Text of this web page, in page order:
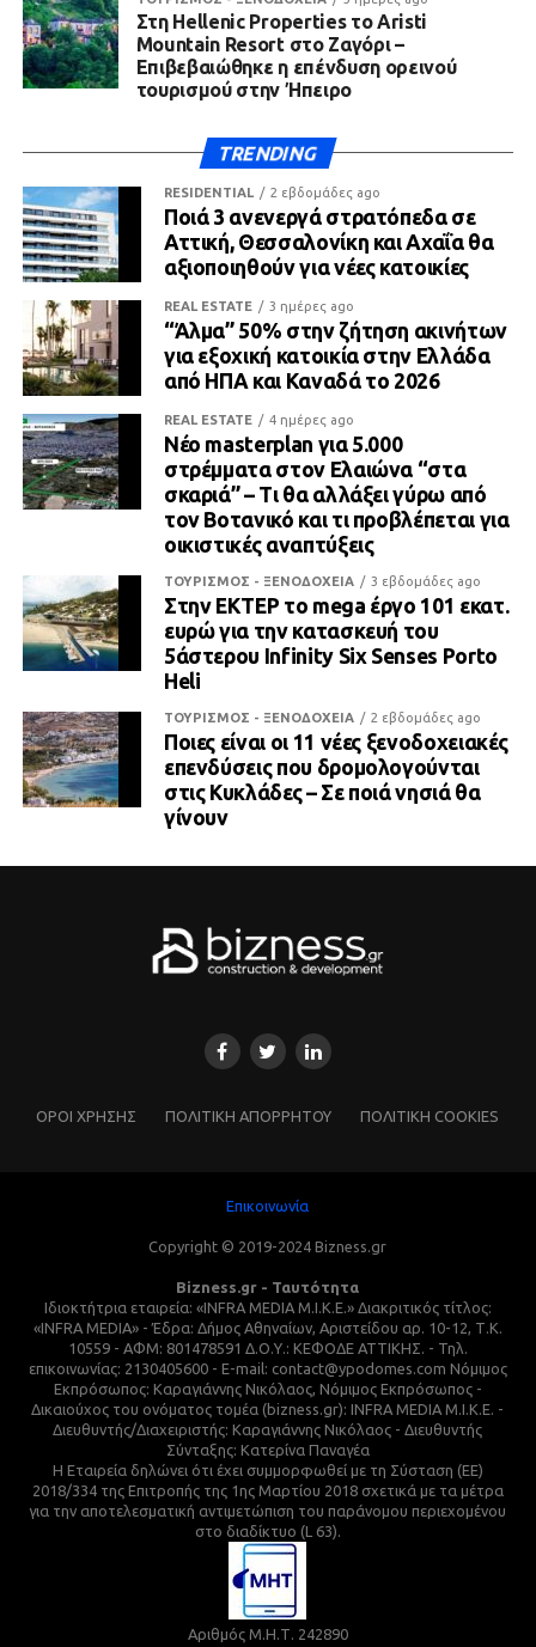
Στη Hellenic Properties το Aristi
Mountain Resort στο Ζαγόρι –
Επιβεβαιώθηκε η επένδυση ορεινού
τουρισμού στην Ήπειρο
TRENDING
RESIDENTIAL 2 εβδομάδες ago
Ποιά 3 ανενεργά στρατόπεδα σε
Αττική, Θεσσαλονίκη και Αχαΐα θα
αξιοποιηθούν για νέες κατοικίες
REAL ESTATE 3 ημέρες ago
“Άλμα” 50% στην ζήτηση ακινήτων
για εξοχική κατοικία στην Ελλάδα
από ΗΠΑ και Καναδά το 2026
REAL ESTATE 4 ημέρες ago
Νέο masterplan για 5.000
στρέμματα στον Ελαιώνα “στα
σκαριά” – Τι θα αλλάξει γύρω από
τον Βοτανικό και τι προβλέπεται για
οικιστικές αναπτύξεις
ΤΟΥΡΙΣΜΟΣ - ΞΕΝΟΔΟΧΕΙΑ 3 εβδομάδες ago
Στην ΕΚΤΕΡ το mega έργο 101 εκατ.
ευρώ για την κατασκευή του
5άστερου Infinity Six Senses Porto
Heli
ΤΟΥΡΙΣΜΟΣ - ΞΕΝΟΔΟΧΕΙΑ 2 εβδομάδες ago
Ποιες είναι οι 11 νέες ξενοδοχειακές
επενδύσεις που δρομολογούνται
στις Κυκλάδες – Σε ποιά νησιά θα
γίνουν
ΌΡΟΙ ΧΡΗΣΗΣ ΠΟΛΙΤΙΚΗ ΑΠΟΡΡΗΤΟΥ ΠΟΛΙΤΙΚΗ COOKIES
Επικοινωνία
Copyright © 2019-2024 Bizness.gr
Bizness.gr - Ταυτότητα
Ιδιοκτήτρια εταιρεία: «INFRA MEDIA M.I.K.E.» Διακριτικός τίτλος:
«INFRA MEDIA» - Έδρα: Δήμος Αθηναίων, Αριστείδου αρ. 10-12, Τ.Κ.
10559 - ΑΦΜ: 801478591 Δ.Ο.Υ.: ΚΕΦΟΔΕ ΑΤΤΙΚΗΣ. - Τηλ.
επικοινωνίας: 2130405600 - E-mail: contact@ypodomes.com Νόμιμος
Εκπρόσωπος: Καραγιάννης Νικόλαος, Νόμιμος Εκπρόσωπος -
Δικαιούχος του ονόματος τομέα (bizness.gr): INFRA MEDIA M.I.K.E. -
Διευθυντής/Διαχειριστής: Καραγιάννης Νικόλαος - Διευθυντής
Σύνταξης: Κατερίνα Παναγέα
Η Εταιρεία δηλώνει ότι έχει συμμορφωθεί με τη Σύσταση (ΕΕ)
2018/334 της Επιτροπής της 1ης Μαρτίου 2018 σχετικά με τα μέτρα
για την αποτελεσματική αντιμετώπιση του παράνομου περιεχομένου
στο διαδίκτυο (L 63).
Αριθμός Μ.Η.Τ. 242890